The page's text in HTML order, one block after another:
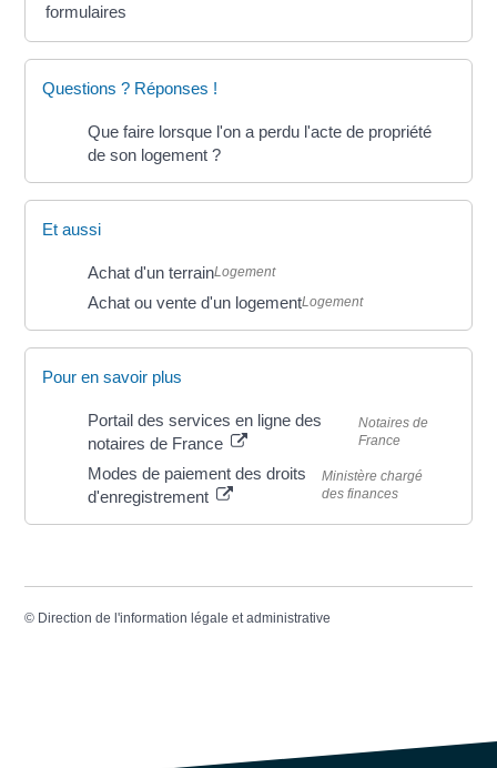
formulaires
Questions ? Réponses !
Que faire lorsque l'on a perdu l'acte de propriété
de son logement ?
Et aussi
Achat d'un terrainLogement
Achat ou vente d'un logementLogement
Pour en savoir plus
Portail des services en ligne des
notaires de France
Notaires de
France
Modes de paiement des droits
d'enregistrement
Ministère chargé
des finances
© Direction de l'information légale et administrative